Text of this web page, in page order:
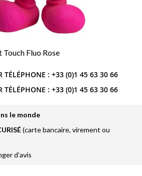
Fluo Rose
TÉLÉPHONE : +33 (0)1 45 63 30 66
TÉLÉPHONE : +33 (0)1 45 63 30 66
le monde
(carte bancaire, virement ou
d’avis